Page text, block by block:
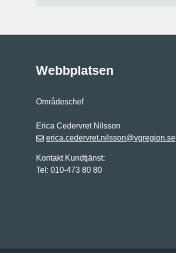
Webbplatsen
Områdeschef
Erica Cedervret Nilsson
erica.cedervret.nilsson@vgregion.se
Kontakt Kundtjänst:
Tel: 010-473 80 80